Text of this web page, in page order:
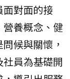
對面的接
養概念、健
候與關懷，
員為基礎開